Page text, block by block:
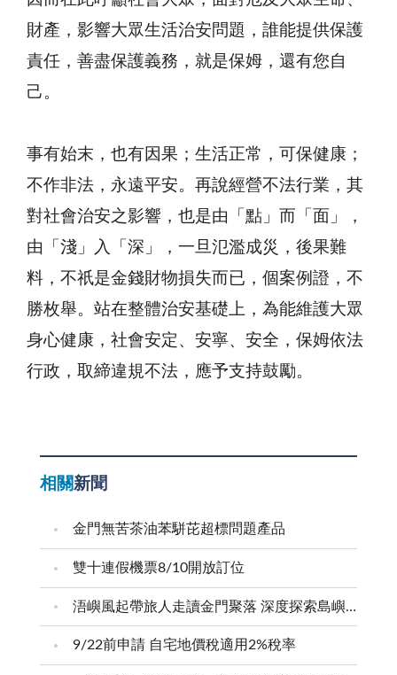
財產，影響大眾生活治安問題，誰能提供保護
責任，善盡保護義務，就是保姆，還有您自
己。
事有始末，也有因果；生活正常，可保健康；
不作非法，永遠平安。再說經營不法行業，其
對社會治安之影響，也是由「點」而「面」，
由「淺」入「深」，一旦氾濫成災，後果難
料，不祇是金錢財物損失而已，個案例證，不
勝枚舉。站在整體治安基礎上，為能維護大眾
身心健康，社會安定、安寧、安全，保姆依法
行政，取締違規不法，應予支持鼓勵。
相關新聞
金門無苦茶油苯駢芘超標問題產品
雙十連假機票8/10開放訂位
浯嶼風起帶旅人走讀金門聚落 深度探索島嶼文化底蘊
9/22前申請 自宅地價稅適用2%稅率